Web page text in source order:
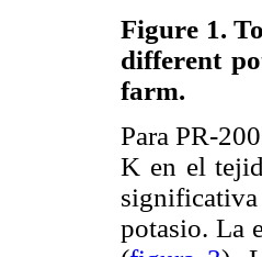
Figure 1.
different
farm.
Para PR-
K en el
potasio. La